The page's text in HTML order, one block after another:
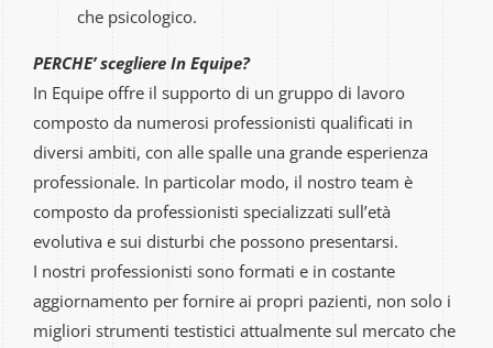
che psicologico.
PERCHE’ scegliere In Equipe?
In Equipe offre il supporto di un gruppo di lavoro
composto da numerosi professionisti qualificati in
diversi ambiti, con alle spalle una grande esperienza
professionale. In particolar modo, il nostro team è
composto da professionisti specializzati sull’età
evolutiva e sui disturbi che possono presentarsi.
I nostri professionisti sono formati e in costante
aggiornamento per fornire ai propri pazienti, non solo i
migliori strumenti testistici attualmente sul mercato che